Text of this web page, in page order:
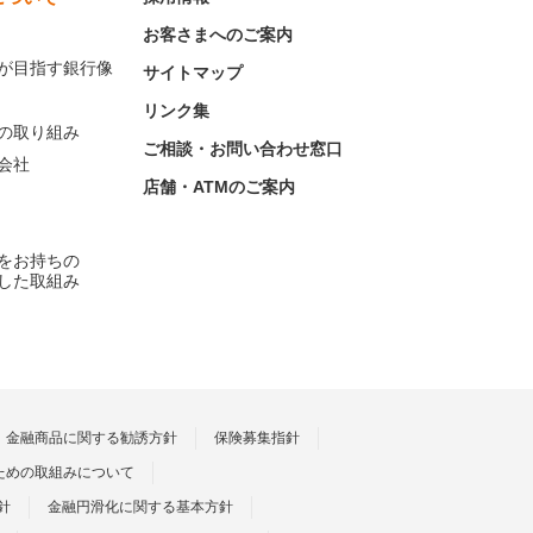
目指す銀行像
取り組み
社
お持ちの
た取組み
お客さまへのご案内
サイトマップ
リンク集
ご相談・お問い合わせ窓口
店舗・ATMのご案内
金融商品に関する勧誘方針 保険募集指針
めの取組みについて
金融円滑化に関する基本方針